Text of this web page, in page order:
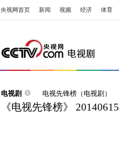
央视网首页 新闻 视频 经济 体育
电视剧 电视先锋榜（电视剧）
《电视先锋榜》 20140615